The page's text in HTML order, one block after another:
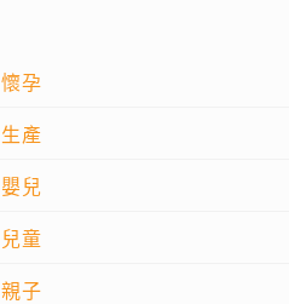
懷孕
生產
嬰兒
兒童
親子